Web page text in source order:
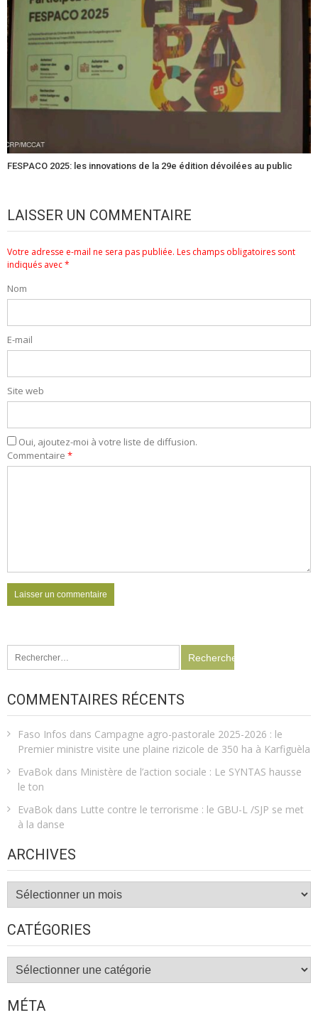
FESPACO 2025: les innovations de la 29e édition dévoilées au public
LAISSER UN COMMENTAIRE
Votre adresse e-mail ne sera pas publiée. Les champs obligatoires sont
indiqués avec*
Nom
E-mail
Site web
Oui, ajoutez-moi à votre liste de diffusion.
Commentaire *
COMMENTAIRES RÉCENTS
Faso Infos dans Campagne agro-pastorale 2025-2026 : le
Premier ministre visite une plaine rizicole de 350 ha à Karfiguèla
EvaBok dans Ministère de l’action sociale : Le SYNTAS hausse
le ton
EvaBok dans Lutte contre le terrorisme : le GBU-L /SJP se met
à la danse
ARCHIVES
Archives
CATÉGORIES
Catégories
MÉTA